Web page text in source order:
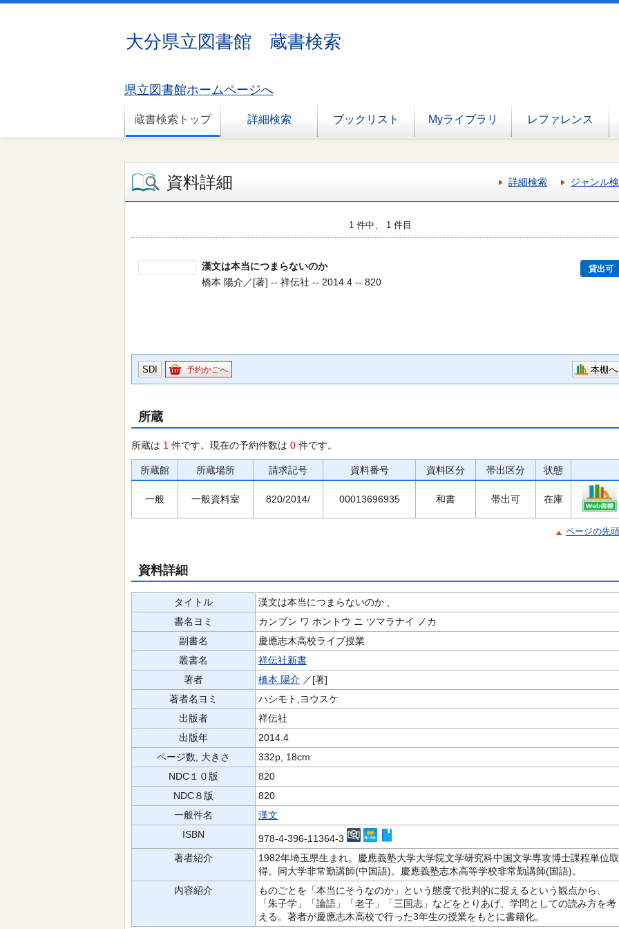
大分県立図書館 蔵書検索
県立図書館ホームページへ
蔵書検索トップ 詳細検索 ブックリスト Myライブラリ レファレンス
資料詳細 詳細検索 ジャンル
1 件中、 1 件目
漢文は本当につまらないのか 貸出可
橋本 陽介／[著] -- 祥伝社 -- 2014.4 -- 820
SDI 予約かごへ 本棚へ
所蔵
所蔵は 1 件です。現在の予約件数は 0 件です。
所蔵館 所蔵場所 請求記号 資料番号 資料区分 帯出区分 状態
一般 一般資料室 820/2014/ 00013696935 和書 帯出可 在庫
ページの先
資料詳細
タイトル
漢文は本当につまらないのか ,
書名ヨミ
カンブン ワ ホントウ ニ ツマラナイ ノカ
副書名
慶應志木高校ライブ授業
叢書名
祥伝社新書
著者
橋本 陽介 ／[著]
著者名ヨミ
ハシモト,ヨウスケ
出版者
祥伝社
出版年
2014.4
ページ数, 大きさ
332p, 18cm
NDC１０版
820
NDC８版
820
一般件名
漢文
ISBN
978-4-396-11364-3
著者紹介
1982年埼玉県生まれ。慶應義塾大学大学院文学研究科中国文学専攻博士課程単位取
得。同大学非常勤講師(中国語)。慶應義塾志木高等学校非常勤講師(国語)。
内容紹介
ものごとを「本当にそうなのか」という態度で批判的に捉えるという観点から、
「朱子学」「論語」「老子」「三国志」などをとりあげ、学問としての読み方を考
える。著者が慶應志木高校で行った3年生の授業をもとに書籍化。